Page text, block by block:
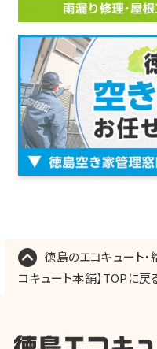
徳島のエコキュート・
コキュート本舗】TOPに戻